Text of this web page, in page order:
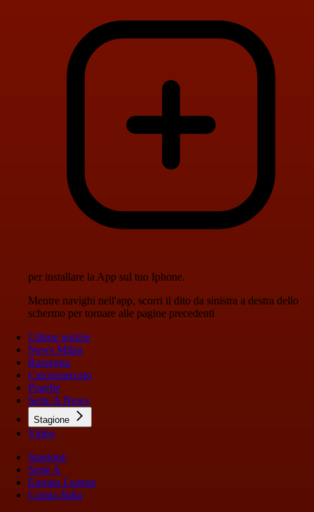
per installare la App sul tuo Iphone.
Mentre navighi nell'app, scorri il dito da sinistra a destra dello
schermo per tornare alle pagine precedenti
Ultime notizie
News Milan
Rassegna
Calciomercato
Pagelle
Serie A News
Stagione
Video
Stagione
Serie A
Europa League
Coppa Italia